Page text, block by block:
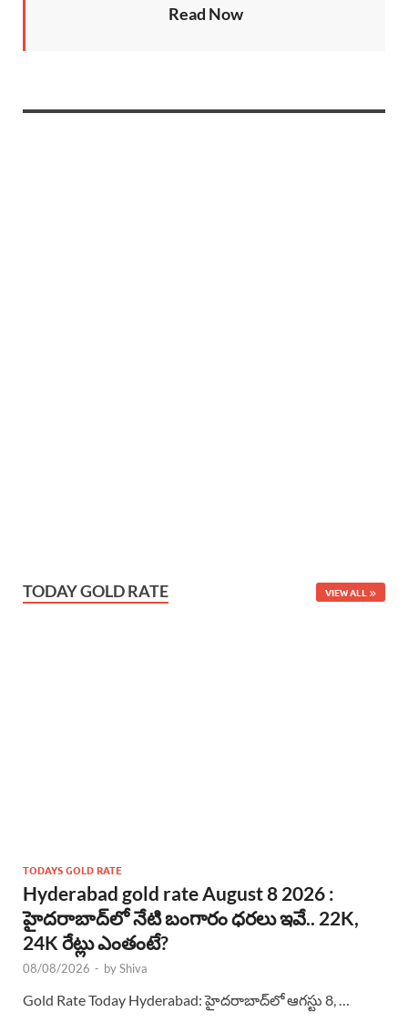
Read Now
TODAY GOLD RATE VIEW ALL
TODAYS GOLD RATE
Hyderabad gold rate August 8 2026 :
హైదరాబాద్‌లో నేటి బంగారం ధరలు ఇవే.. 22K,
24K రేట్లు ఎంతంటే?
08/08/2026 - byShiva
Gold Rate Today Hyderabad: హైదరాబాద్‌లో ఆగస్టు 8, …